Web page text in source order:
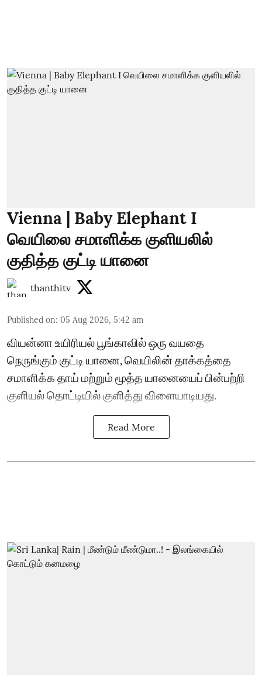
Vienna | Baby Elephant I
வெயிலை சமாளிக்க குளியலில்
குதித்த குட்டி யானை
thanthitv
Published on: 05 Aug 2026, 5:42 am
வியன்னா உயிரியல் பூங்காவில் ஒரு வயதை
நெருங்கும் குட்டி யானை, வெயிலின் தாக்கத்தை
சமாளிக்க தாய் மற்றும் மூத்த யானையைப் பின்பற்றி
குளியல் தொட்டியில் குளித்து விளையாடியது.
Read More